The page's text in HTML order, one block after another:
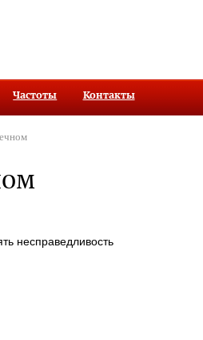
Частоты Контакты
несправедливость